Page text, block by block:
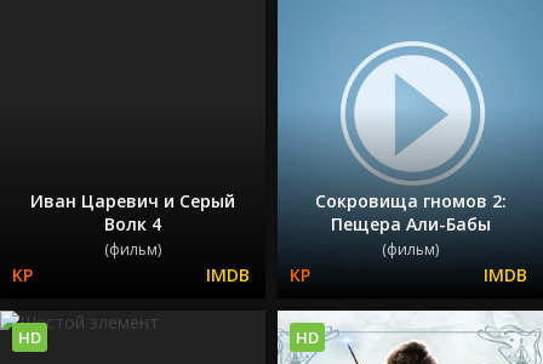
Иван Царевич и Серый
Волк 4
(фильм)
Сокровища гномов 2:
Пещера Али-Бабы
(фильм)
HD HD